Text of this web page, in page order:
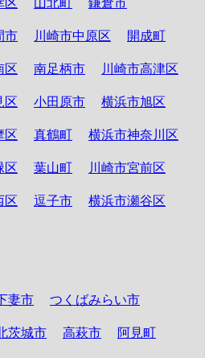
区 山北町 鎌倉市
市 川崎市中原区 開成町
区 南足柄市 川崎市高津区
区 小田原市 横浜市旭区
区 真鶴町 横浜市神奈川区
区 葉山町 川崎市宮前区
区 逗子市 横浜市瀬谷区
妻市 つくばみらい市
茨城市 高萩市 阿見町